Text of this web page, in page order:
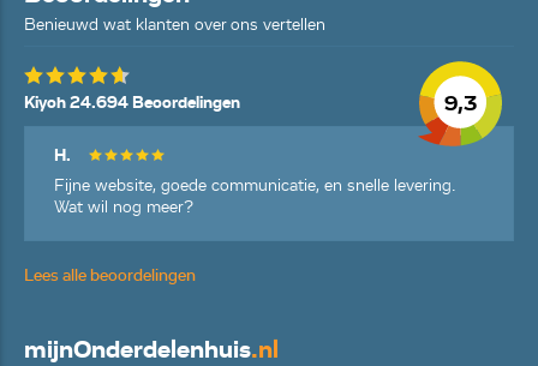
Benieuwd wat klanten over ons vertellen
9,3
Kiyoh 24.694 Beoordelingen
H.
Fijne website, goede communicatie, en snelle levering.
Wat wil nog meer?
Lees alle beoordelingen
mijnOnderdelenhuis.nl